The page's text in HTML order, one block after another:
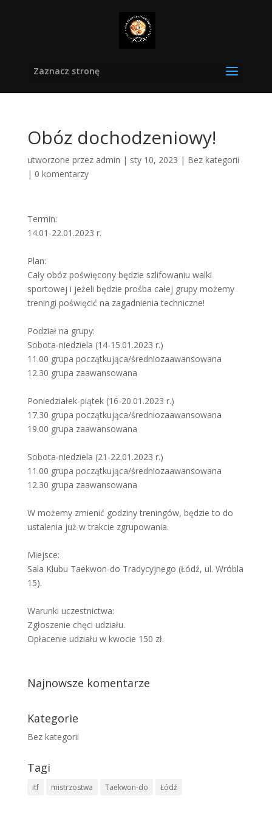
Zaznacz stronę
Obóz dochodzeniowy!
utworzone przez admin | sty 10, 2023 | Bez kategorii
| 0 komentarzy
Termin:
14.01-22.01.2023 r.
Plan:
Cały obóz poświęcony będzie szlifowaniu walki
sportowej i jeżeli będzie prośba całej grupy możemy
treningi poświęcić na zagadnienia techniczne!
Podział na grupy:
Sobota-niedziela (14-15.01.2023 r.)
11.00 grupa początkująca/średniozaawansowana
12.30 grupa zaawansowana
Poniedziałek-piątek (16-20.01.2023 r.)
17.30 grupa początkująca/średniozaawansowana
19.00 grupa zaawansowana
Sobota-niedziela (21-22.01.2023 r.)
11.00 grupa początkująca/średniozaawansowana
12.30 grupa zaawansowana
W możemy zmienić godziny treningów, będzie to do
ustalenia już w trakcie zgrupowania.
Miejsce:
Sala Klubu Taekwon-do Tradycyjnego (Łódź, ul. Wróbla
15).
Warunki uczestnictwa:
Zgłoszenie chęci udziału.
Opłacenie udziału w kwocie 150 zł.
Najnowsze komentarze
Kategorie
Bez kategorii
Tagi
itf mistrzostwa Taekwon-do Łódź